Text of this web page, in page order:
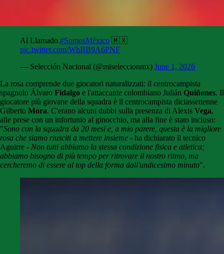
Al Llamado.#SomosMéxico 🇲🇽
pic.twitter.com/WhBB9A6PNF
— Selección Nacional (@miseleccionmx) June 1, 2026
La rosa comprende due giocatori naturalizzati: il centrocampista
spagnolo Álvaro Fidalgo e l'attaccante colombiano Julián Quiñones. Il
giocatore più giovane della squadra è il centrocampista diciassettenne
Gilberto Mora. C'erano alcuni dubbi sulla presenza di Alexis Vega,
alle prese con un infortunio al ginocchio, ma alla fine è stato incluso:
"Sono con la squadra da 20 mesi e, a mio parere, questa è la migliore
rosa che siamo riusciti a mettere insieme - ha dichiarato il tecnico
Aguirre - Non tutti abbiamo la stessa condizione fisica e atletica;
abbiamo bisogno di più tempo per ritrovare il nostro ritmo, ma
cercheremo di essere al top della forma dall'undicesimo minuto".